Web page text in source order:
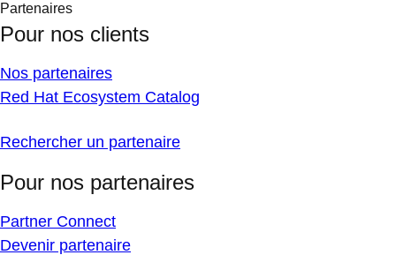
Partenaires
Pour nos clients
Nos partenaires
Red Hat Ecosystem Catalog
Rechercher un partenaire
Pour nos partenaires
Partner Connect
Devenir partenaire